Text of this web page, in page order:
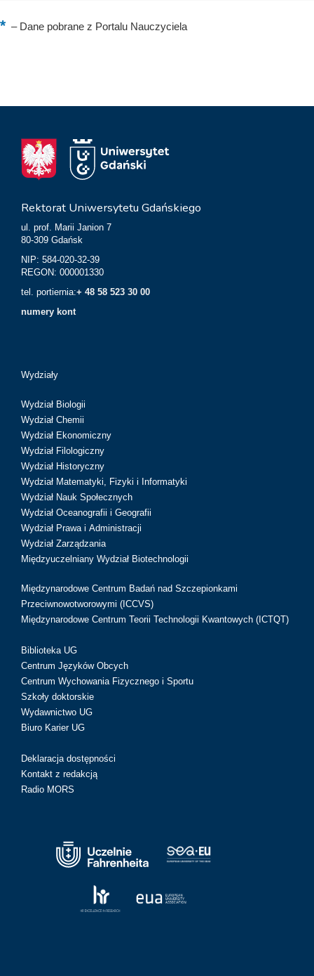
–Dane pobrane z Portalu Nauczyciela
Rektorat Uniwersytetu Gdańskiego
ul. prof. Marii Janion 7
80-309 Gdańsk
NIP: 584-020-32-39
REGON: 000001330
tel. portiernia:+ 48 58 523 30 00
numery kont
Wydziały
Wydział Biologii
Wydział Chemii
Wydział Ekonomiczny
Wydział Filologiczny
Wydział Historyczny
Wydział Matematyki, Fizyki i Informatyki
Wydział Nauk Społecznych
Wydział Oceanografii i Geografii
Wydział Prawa i Administracji
Wydział Zarządzania
Międzyuczelniany Wydział Biotechnologii
Międzynarodowe Centrum Badań nad Szczepionkami
Przeciwnowotworowymi (ICCVS)
Międzynarodowe Centrum Teorii Technologii Kwantowych (ICTQT)
Biblioteka UG
Centrum Języków Obcych
Centrum Wychowania Fizycznego i Sportu
Szkoły doktorskie
Wydawnictwo UG
Biuro Karier UG
Deklaracja dostępności
Kontakt z redakcją
Radio MORS